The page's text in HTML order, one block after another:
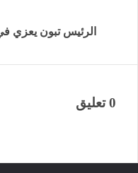
الرئيس تبون يعزي
0 تعليق